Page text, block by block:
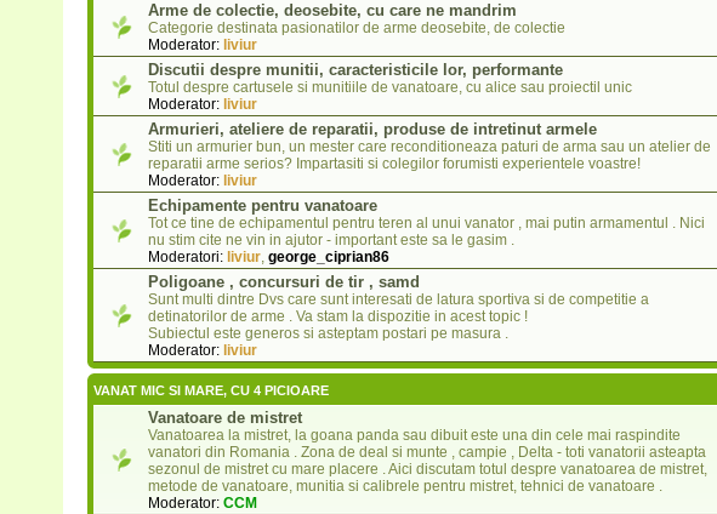
Arme de colectie, deosebite, cu care ne mandrim
Categorie destinata pasionatilor de arme deosebite, de colectie
Moderator: liviur
Discutii despre munitii, caracteristicile lor, performante
Totul despre cartusele si munitiile de vanatoare, cu alice sau proiectil unic
Moderator: liviur
Armurieri, ateliere de reparatii, produse de intretinut armele
Stiti un armurier bun, un mester care reconditioneaza paturi de arma sau un atelier de
reparatii arme serios? Impartasiti si colegilor forumisti experientele voastre!
Moderator: liviur
Echipamente pentru vanatoare
Tot ce tine de echipamentul pentru teren al unui vanator , mai putin armamentul . Nici
nu stim cite ne vin in ajutor - important este sa le gasim .
Moderatori: liviur, george_ciprian86
Poligoane , concursuri de tir , samd
Sunt multi dintre Dvs care sunt interesati de latura sportiva si de competitie a
detinatorilor de arme . Va stam la dispozitie in acest topic !
Subiectul este generos si asteptam postari pe masura .
Moderator: liviur
VANAT MIC SI MARE, CU 4 PICIOARE
Vanatoare de mistret
Vanatoarea la mistret, la goana panda sau dibuit este una din cele mai raspindite
vanatori din Romania . Zona de deal si munte , campie , Delta - toti vanatorii asteapta
sezonul de mistret cu mare placere . Aici discutam totul despre vanatoarea de mistret,
metode de vanatoare, munitia si calibrele pentru mistret, tehnici de vanatoare .
Moderator: CCM